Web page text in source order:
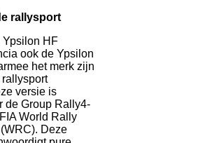
rallysport
Ypsilon HF
ook de Ypsilon
het merk zijn
versie is
de Group Rally4-
World Rally
Deze